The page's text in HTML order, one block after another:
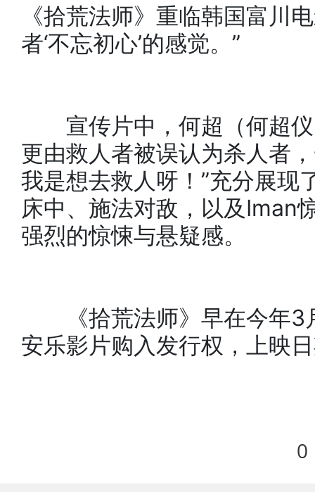
《拾荒法师》重临韩国富川
者‘不忘初心’的感觉。”
宣传片中，何超（何超仪
更由救人者被误认为杀人者
我是想去救人呀！”充分展现
床中、施法对敌，以及Iman
强烈的惊悚与悬疑感。
《拾荒法师》早在今年3
安乐影片购入发行权，上映
0